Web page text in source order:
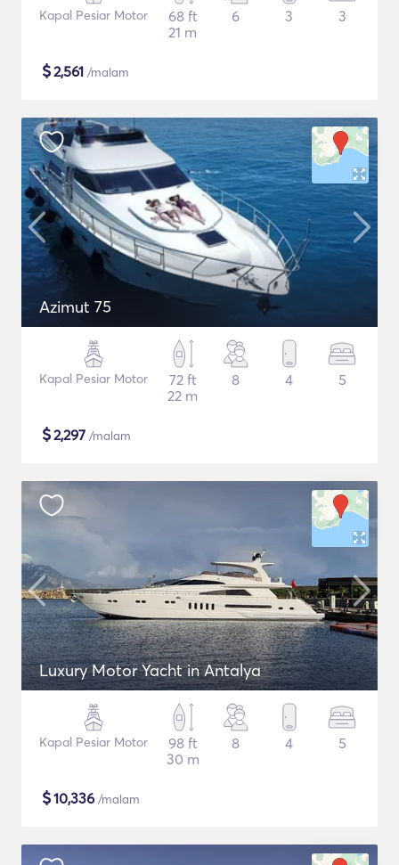
Kapal Pesiar Motor
68 ft
21 m
6 3 3
$2,561 /malam
Azimut 75
Kapal Pesiar Motor
72 ft
22 m
8 4 5
$2,297 /malam
Luxury Motor Yacht in Antalya
Kapal Pesiar Motor
98 ft
30 m
8 4 5
$10,336 /malam